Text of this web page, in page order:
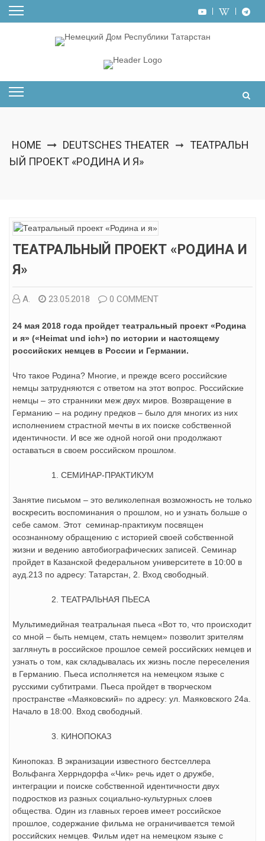
Skip
HOME DEUTSCHES THEATER ➞ ТЕАТРАЛЬН
ЫЙ ПРОЕКТ «РОДИНА И Я»
ТЕАТРАЛЬНЫЙ ПРОЕКТ «РОДИНА И
Я»
А. 23.05.2018 0 COMMENT
24 мая 2018 года пройдет театральный проект «Родина
и я» («Heimat und ich») по истории и настоящему
российских немцев в России и Германии.
Что такое Родина? Многие, и прежде всего российские
немцы затрудняются с ответом на этот вопрос. Российские
немцы – это странники меж двух миров. Возвращение в
Германию – на родину предков – было для многих из них
исполнением страстной мечты в их поиске собственной
идентичности. И все же одной ногой они продолжают
оставаться в своем российском прошлом.
СЕМИНАР-ПРАКТИКУМ
Занятие письмом – это великолепная возможность не только
воскресить воспоминания о прошлом, но и узнать больше о
себе самом. Этот семинар-практикум посвящен
осознанному обращению с историей своей собственной
жизни и ведению автобиографических записей. Семинар
пройдет в Казанской федеральном университете в 10:00 в
ауд.213 по адресу: Татарстан, 2. Вход свободный.
ТЕАТРАЛЬНАЯ ПЬЕСА
Мультимедийная театральная пьеса «Вот то, что происходит
со мной – быть немцем, стать немцем» позволит зрителям
заглянуть в российское прошлое семей российских немцев и
узнать о том, как складывалась их жизнь после переселения
в Германию. Пьеса исполняется на немецком языке с
русскими субтитрами. Пьеса пройдет в творческом
пространстве «Маяковский» по адресу: ул. Маяковского 24а.
Начало в 18:00. Вход свободный.
КИНОПОКАЗ
Кинопоказ. В экранизации известного бестселлера
Вольфанга Херрндорфа «Чик» речь идет о дружбе,
интеграции и поиске собственной идентичности двух
подростков из разных социально-культурных слоев
общества. Один из главных героев имеет российское
прошлое, содержание фильма не ограничивается темой
российских немцев. Фильм идет на немецком языке с